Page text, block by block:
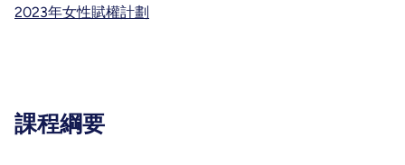
2023年女性賦權計劃
課程綱要